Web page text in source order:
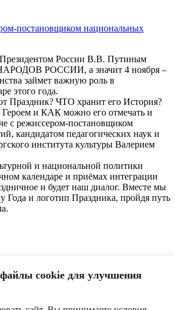
Президентом России В.В. Путиным
РОССИИ, а значит 4 ноября –
займет важную роль в
этого года.
ЧТО хранит его История?
и КАК можно его отмечать и
с режиссером-постановщиком
кандидатом педагогических наук и
института культуры Валерием
и национальной политики
календаре и приёмах интеграции
и будет наш диалог. Вместе мы
Года и логотип Праздника, пройдя путь
Станиславовна (ID: 59200) 03 июня
cookie для улучшения